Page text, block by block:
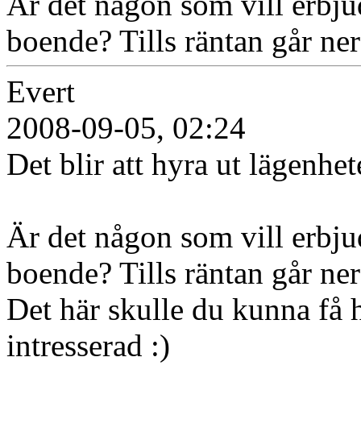
boende? Tills räntan går
Evert
2008-09-05, 02:24
Det blir att hyra ut
Är det någon som vill
boende? Tills räntan går
Det här skulle du kunna
intresserad :)